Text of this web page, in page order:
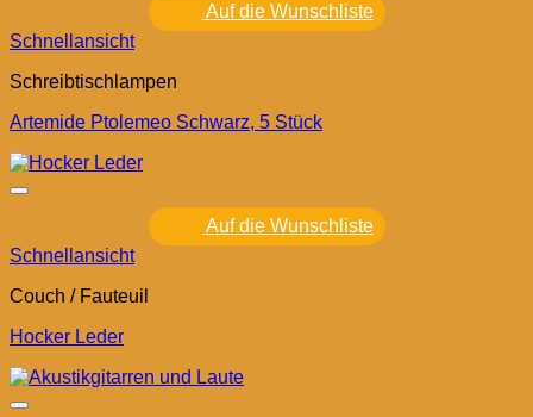
Auf die Wunschliste
Schnellansicht
Schreibtischlampen
Artemide Ptolemeo Schwarz, 5 Stück
Auf die Wunschliste
Schnellansicht
Couch / Fauteuil
Hocker Leder